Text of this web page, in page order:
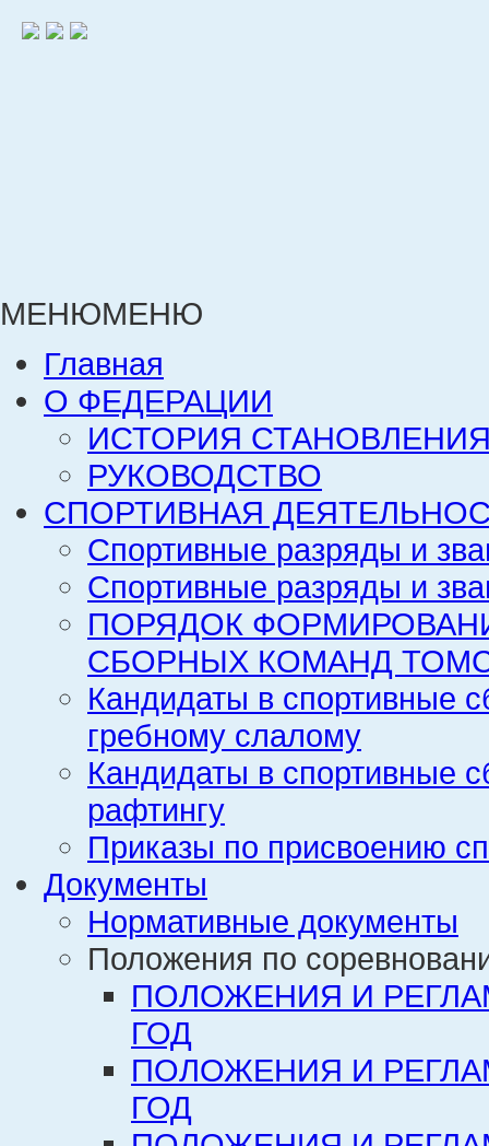
МЕНЮМЕНЮ
Главная
О ФЕДЕРАЦИИ
ИСТОРИЯ
РУКОВОДСТВО
СПОРТИВНАЯ
Спортивные разряды и
Спортивные разряды и
ПОРЯДОК
СБОРНЫХ КОМАНД
Кандидаты в спортивные
гребному слалому
Кандидаты в спортивные
рафтингу
Приказы по присвоению
Документы
Нормативные документы
Положения по
ПОЛОЖЕНИЯ И
ГОД
ПОЛОЖЕНИЯ И
ГОД